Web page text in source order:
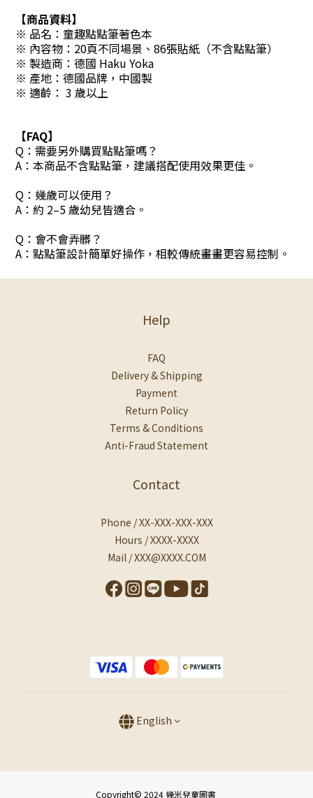
【商品資料】
※ 品名：童趣點點筆著色本
※ 內容物：20頁不同場景、86張貼紙（不含點點筆）
※ 製造商：德國 Haku Yoka
※ 產地：德國品牌，中國製
※ 適齡： 3 歲以上
【FAQ】
Q：需要另外購買點點筆嗎？
A：本商品不含點點筆，建議搭配使用效果更佳。
Q：幾歲可以使用？
A：約 2–5 歲幼兒皆適合。
Q：會不會弄髒？
A：點點筆設計簡單好操作，相較傳統畫畫更容易控制。
Help
FAQ
Delivery & Shipping
Payment
Return Policy
Terms & Conditions
Anti-Fraud Statement
Contact
Phone / XX-XXX-XXX-XXX
Hours / XXXX-XXXX
Mail / XXX@XXXX.COM
English
Copyright© 2024 幾米兒童圖書